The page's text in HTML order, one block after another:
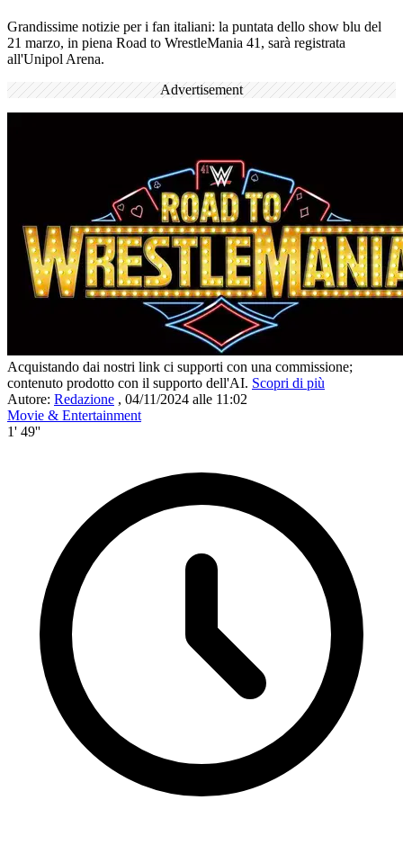
Grandissime notizie per i fan italiani: la puntata dello show blu del
21 marzo, in piena Road to WrestleMania 41, sarà registrata
all'Unipol Arena.
Advertisement
Acquistando dai nostri link ci supporti con una commissione;
contenuto prodotto con il supporto dell'AI. Scopri di più
Autore: Redazione , 04/11/2024 alle 11:02
Movie & Entertainment
1' 49''